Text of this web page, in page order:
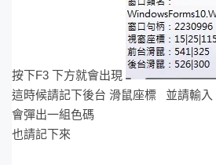
按下F3 下方就會出現
這時候請記下後台 滑鼠座標 並請輸
會彈出一組色碼
也請記下來